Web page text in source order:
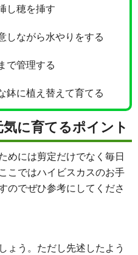
し穂を挿す
しながら水やりをする
で管理する
鉢に植え替えて育てる
に育てるポイント
めには剪定だけでなく毎日
こではハイビスカスのお手
のでぜひ参考にしてくださ
ょう。ただし先述したよう